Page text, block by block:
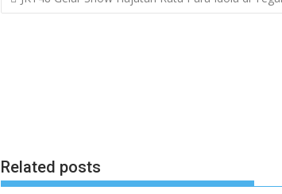
navigation
Related posts